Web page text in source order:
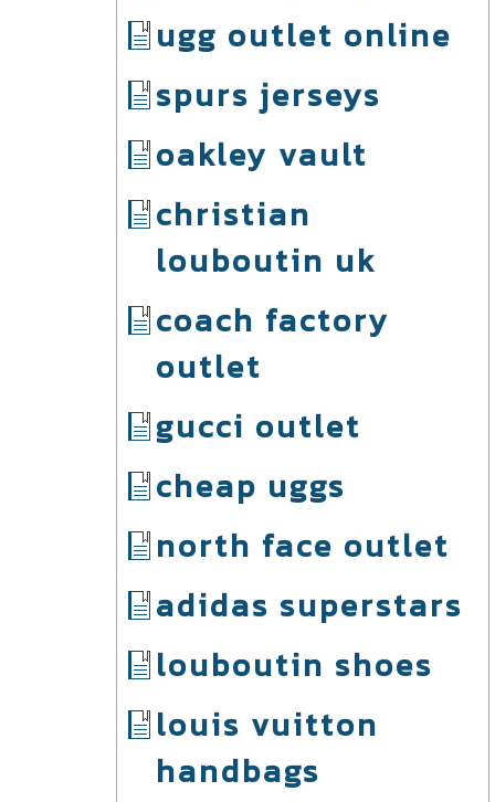
ugg outlet online
spurs jerseys
oakley vault
christian
louboutin uk
coach factory
outlet
gucci outlet
cheap uggs
north face outlet
adidas superstars
louboutin shoes
louis vuitton
handbags